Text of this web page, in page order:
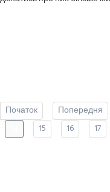
Початок Попередня
15 16 17